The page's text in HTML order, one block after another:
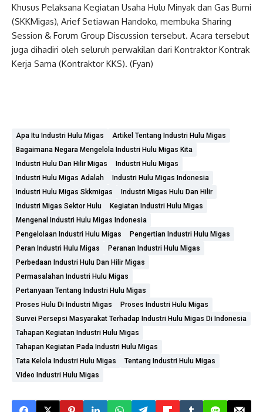
Khusus Pelaksana Kegiatan Usaha Hulu Minyak dan Gas Bumi
(SKKMigas), Arief Setiawan Handoko, membuka Sharing
Session & Forum Group Discussion tersebut. Acara tersebut
juga dihadiri oleh seluruh perwakilan dari Kontraktor Kontrak
Kerja Sama (Kontraktor KKS). (Fyan)
Apa Itu Industri Hulu Migas
Artikel Tentang Industri Hulu Migas
Bagaimana Negara Mengelola Industri Hulu Migas Kita
Industri Hulu Dan Hilir Migas
Industri Hulu Migas
Industri Hulu Migas Adalah
Industri Hulu Migas Indonesia
Industri Hulu Migas Skkmigas
Industri Migas Hulu Dan Hilir
Industri Migas Sektor Hulu
Kegiatan Industri Hulu Migas
Mengenal Industri Hulu Migas Indonesia
Pengelolaan Industri Hulu Migas
Pengertian Industri Hulu Migas
Peran Industri Hulu Migas
Peranan Industri Hulu Migas
Perbedaan Industri Hulu Dan Hilir Migas
Permasalahan Industri Hulu Migas
Pertanyaan Tentang Industri Hulu Migas
Proses Hulu Di Industri Migas
Proses Industri Hulu Migas
Survei Persepsi Masyarakat Terhadap Industri Hulu Migas Di Indonesia
Tahapan Kegiatan Industri Hulu Migas
Tahapan Kegiatan Pada Industri Hulu Migas
Tata Kelola Industri Hulu Migas
Tentang Industri Hulu Migas
Video Industri Hulu Migas